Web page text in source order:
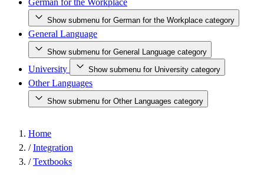
German for the Workplace
Show submenu for German for the Workplace category
General Language
Show submenu for General Language category
University Show submenu for University category
Other Languages
Show submenu for Other Languages category
Home
/ Integration
/ Textbooks